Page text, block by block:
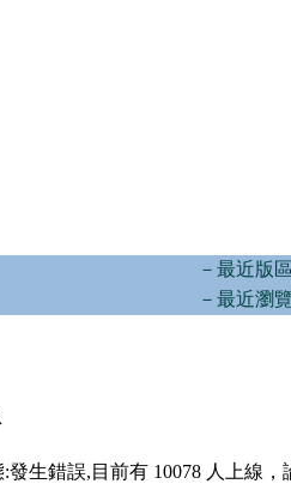
－最近版
－最近瀏
:發生錯誤,目前有 10078 人上線